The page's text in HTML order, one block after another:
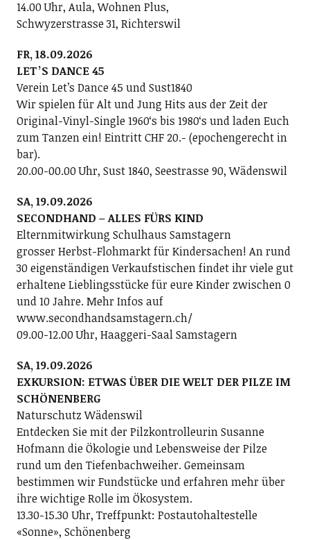
14.00 Uhr, Aula, Wohnen Plus,
Schwyzerstrasse 31, Richterswil
FR, 18.09.2026
LETʼS DANCE 45
Verein Letʼs Dance 45 und Sust1840
Wir spielen für Alt und Jung Hits aus der Zeit der
Original-Vinyl-Single 1960ʻs bis 1980ʻs und laden Euch
zum Tanzen ein! Eintritt CHF 20.- (epochengerecht in
bar).
20.00-00.00 Uhr, Sust 1840, Seestrasse 90, Wädenswil
SA, 19.09.2026
SECONDHAND – ALLES FÜRS KIND
Elternmitwirkung Schulhaus Samstagern
grosser Herbst-Flohmarkt für Kindersachen! An rund
30 eigenständigen Verkaufstischen findet ihr viele gut
erhaltene Lieblingsstücke für eure Kinder zwischen 0
und 10 Jahre. Mehr Infos auf
www.secondhandsamstagern.ch/
09.00-12.00 Uhr, Haaggeri-Saal Samstagern
SA, 19.09.2026
EXKURSION: ETWAS ÜBER DIE WELT DER PILZE IM
SCHÖNENBERG
Naturschutz Wädenswil
Entdecken Sie mit der Pilzkontrolleurin Susanne
Hofmann die Ökologie und Lebensweise der Pilze
rund um den Tiefenbachweiher. Gemeinsam
bestimmen wir Fundstücke und erfahren mehr über
ihre wichtige Rolle im Ökosystem.
13.30-15.30 Uhr, Treffpunkt: Postautohaltestelle
«Sonne», Schönenberg